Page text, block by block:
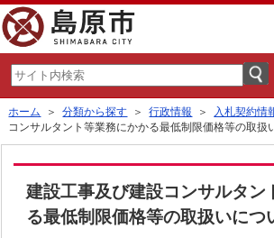
ホーム ＞分類から探す ＞行政情報 ＞ 入札契約情
コンサルタント等業務にかかる最低制限価格等の取扱
建設工事及び建設コンサルタン
る最低制限価格等の取扱いにつ